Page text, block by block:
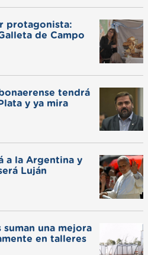
protagonista:
de Campo
tendrá
y ya mira
a la Argentina y
Luján
suman una mejora
en talleres